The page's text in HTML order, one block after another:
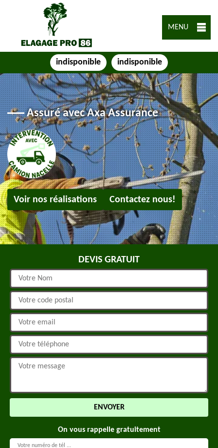
MENU
indisponible indisponible
Assuré avec Axa Assurance
Voir nos réalisations Contactez nous!
DEVIS GRATUIT
On vous rappelle gratuitement